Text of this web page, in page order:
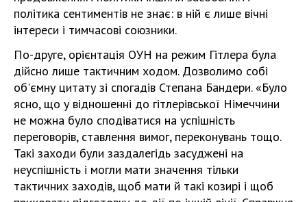
політика сентиментів не знає: в ній є лише вічні
інтереси і тимчасові союзники.
По-друге, орієнтація ОУН на режим Гітлера була
дійсно лише тактичним ходом. Дозволимо собі
об'ємну цитату зі спогадів Степана Бандери. «Було
ясно, що у відношенні до гітлерівської Німеччини
не можна було сподіватися на успішність
переговорів, ставлення вимог, переконувань тощо.
Такі заходи були заздалегідь засуджені на
неуспішність і могли мати значення тільки
тактичних заходів, щоб мати й такі козирі і щоб